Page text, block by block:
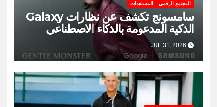
المجتمع الرقمي المستجدات
سامسونج تكشف عن نظارات Galaxy
الذكية المدعومة بالذكاء الاصطناعي
JUL 31, 2026